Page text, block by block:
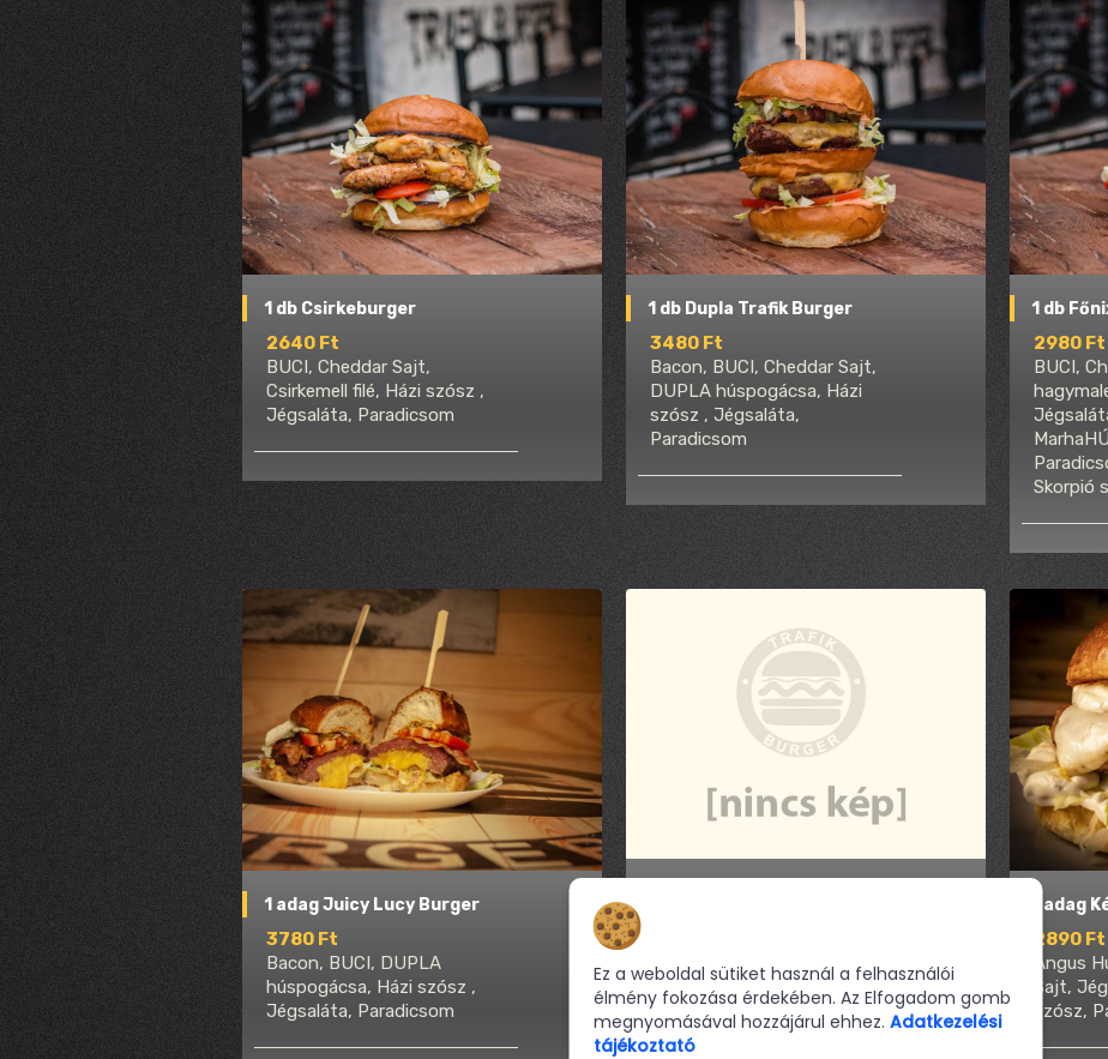
1 db Csirkeburger
2640 Ft
BUCI, Cheddar Sajt,
Csirkemell filé, Házi szósz ,
Jégsaláta, Paradicsom
1 db Dupla Trafik Burger
3480 Ft
Bacon, BUCI, Cheddar Sajt,
DUPLA húspogácsa, Házi
szósz , Jégsaláta,
Paradicsom
1 db
2980 Ft
BUCI,
Skorpió
1 adag Juicy Lucy Burger
3780 Ft
Bacon, BUCI, DUPLA
húspogácsa, Házi szósz ,
Jégsaláta, Paradicsom
Angus Hús, BUCI, Cheddar
Sajt, Jégsaláta, Kecskesajt,
kéksajtos szósz, Paradicsom
1 adag
2890 Ft
Angus
Sajt,
szósz,
Ez a weboldal sütiket használ a felhasználói
élmény fokozása érdekében. Az Elfogadom gomb
megnyomásával hozzájárul ehhez. Adatkezelési
tájékoztató